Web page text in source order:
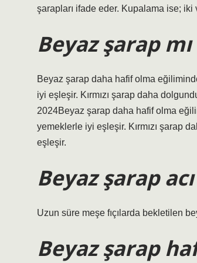
şarapları ifade eder. Kupalama ise; iki
Beyaz şarap
Beyaz şarap daha hafif olma
iyi eşleşir. Kırmızı şarap daha
2024Beyaz şarap daha hafif olma
yemeklerle iyi eşleşir. Kırmızı şarap
eşleşir.
Beyaz şarap
Uzun süre meşe fıçılarda bekletilen
Beyaz şarap